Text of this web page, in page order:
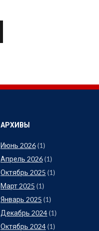
АРХИВЫ
Июнь 2026(1)
Апрель 2026(1)
Октябрь 2025 (1)
Март 2025 (1)
Январь 2025 (1)
Декабрь 2024(1)
Октябрь 2024(1)